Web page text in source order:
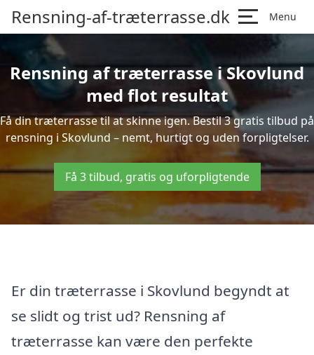
Rensning-af-træterrasse.dk Menu
Rensning af træterrasse i Skovlund
med flot resultat
Få din træterrasse til at skinne igen. Bestil 3 gratis tilbud på
rensning i Skovlund – nemt, hurtigt og uden forpligtelser.
Få 3 tilbud, gratis og uforpligtende
Er din træterrasse i Skovlund begyndt at
se slidt og trist ud? Rensning af
træterrasse kan være den perfekte